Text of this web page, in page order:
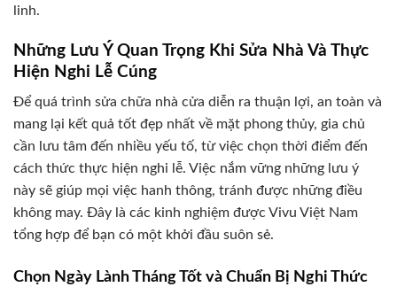
linh.
Những Lưu Ý Quan Trọng Khi Sửa Nhà Và Thực
Hiện Nghi Lễ Cúng
Để quá trình sửa chữa nhà cửa diễn ra thuận lợi, an toàn và
mang lại kết quả tốt đẹp nhất về mặt phong thủy, gia chủ
cần lưu tâm đến nhiều yếu tố, từ việc chọn thời điểm đến
cách thức thực hiện nghi lễ. Việc nắm vững những lưu ý
này sẽ giúp mọi việc hanh thông, tránh được những điều
không may. Đây là các kinh nghiệm được Vivu Việt Nam
tổng hợp để bạn có một khởi đầu suôn sẻ.
Chọn Ngày Lành Tháng Tốt và Chuẩn Bị Nghi Thức